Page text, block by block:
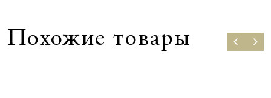
Похожие товары